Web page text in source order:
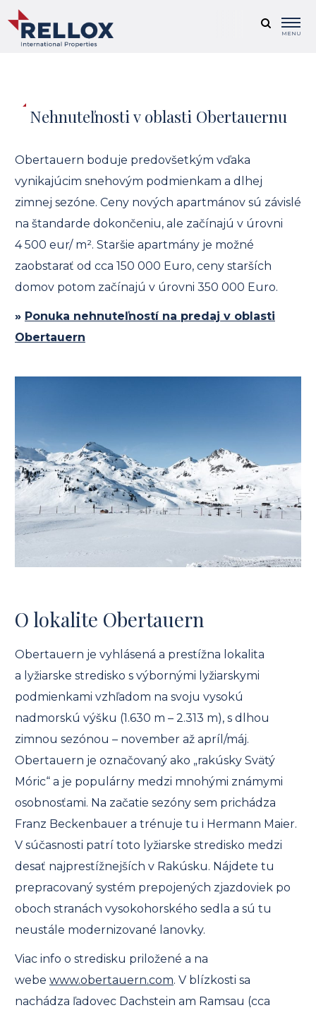
MENU
Nehnuteľnosti v oblasti Obertauernu
Obertauern boduje predovšetkým vďaka
vynikajúcim snehovým podmienkam a dlhej
zimnej sezóne. Ceny nových apartmánov sú závislé
na štandarde dokončeniu, ale začínajú v úrovni
4 500 eur/ m². Staršie apartmány je možné
zaobstarať od cca 150 000 Euro, ceny starších
domov potom začínajú v úrovni 350 000 Euro.
» Ponuka nehnuteľností na predaj v oblasti
Obertauern
O lokalite Obertauern
Obertauern je vyhlásená a prestížna lokalita
a lyžiarske stredisko s výbornými lyžiarskymi
podmienkami vzhľadom na svoju vysokú
nadmorskú výšku (1.630 m – 2.313 m), s dlhou
zimnou sezónou – november až apríl/máj.
Obertauern je označovaný ako „rakúsky Svätý
Móric“ a je populárny medzi mnohými známymi
osobnosťami. Na začatie sezóny sem prichádza
Franz Beckenbauer a trénuje tu i Hermann Maier.
V súčasnosti patrí toto lyžiarske stredisko medzi
desať najprestížnejších v Rakúsku. Nájdete tu
prepracovaný systém prepojených zjazdoviek po
oboch stranách vysokohorského sedla a sú tu
neustále modernizované lanovky.
Viac info o stredisku priložené a na
webe www.obertauern.com. V blízkosti sa
nachádza ľadovec Dachstein am Ramsau (cca